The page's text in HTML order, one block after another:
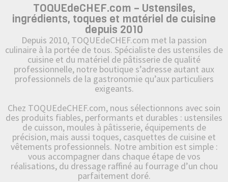
TOQUEdeCHEF.com – Ustensiles,
ingrédients, toques et matériel de cuisine
depuis 2010
Depuis 2010, TOQUEdeCHEF.com met la passion
culinaire à la portée de tous. Spécialiste des ustensiles de
cuisine et du matériel de pâtisserie de qualité
professionnelle, notre boutique s’adresse autant aux
professionnels de la gastronomie qu’aux particuliers
exigeants.
Chez TOQUEdeCHEF.com, nous sélectionnons avec soin
des produits fiables, performants et durables : ustensiles
de cuisson, moules à pâtisserie, équipements de
précision, mais aussi toques, casquettes de cuisine et
vêtements professionnels. Notre ambition est simple :
vous accompagner dans chaque étape de vos
réalisations, du dressage raffiné au fourrage d’un chou
parfaitement doré.